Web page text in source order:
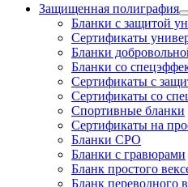
Защищенная полиграфия
Бланки с защитой
Сертификаты
Бланки
Бланки со
Сертификаты с
Сертификаты со
Спортивные бланки
Cертификаты на
Бланки СРО
Бланки с гравюрами
Бланк простого
Бланк переводного